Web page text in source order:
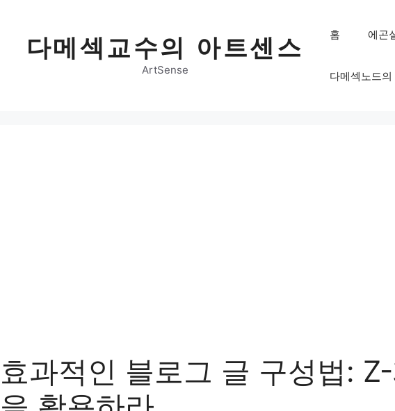
다메섹교수의 아트센스
ArtSense
홈 에곤
다메섹노드의
효과적인 블로그 글 구성법: